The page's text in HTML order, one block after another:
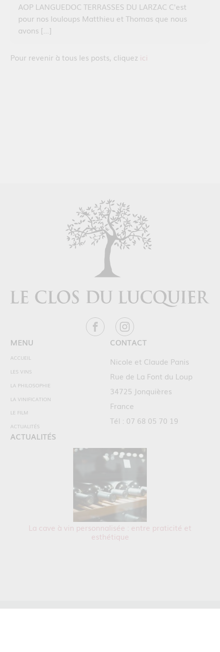
AOP LANGUEDOC TERRASSES DU LARZAC C'est
pour nos louloups Matthieu et Thomas que nous
avons […]
Pour revenir à tous les posts, cliquez ici
MENU
ACCUEIL
LES VINS
LA PHILOSOPHIE
LA VINIFICATION
LE FILM
ACTUALITÉS
CONTACT
Nicole et Claude Panis
Rue de La Font du Loup
34725 Jonquières
France
Tél : 07 68 05 70 19
ACTUALITÉS
La cave à vin personnalisée : entre praticité et
esthétique
« L’abus d’alcool est dangereux pour la santé, à